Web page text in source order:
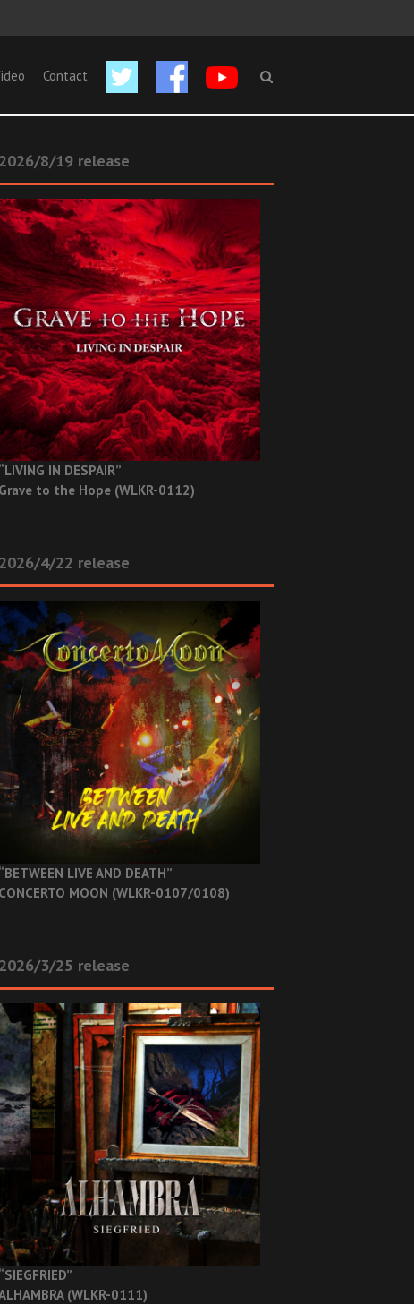
Contact
2026/8/19 release
“LIVING IN DESPAIR”
Grave to the Hope (WLKR-0112)
2026/4/22 release
“BETWEEN LIVE AND DEATH”
CONCERTO MOON (WLKR-0107/0108)
2026/3/25 release
“SIEGFRIED”
(WLKR-0111)